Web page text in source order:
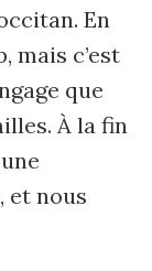
En
mais c’est
que
À la fin
et nous